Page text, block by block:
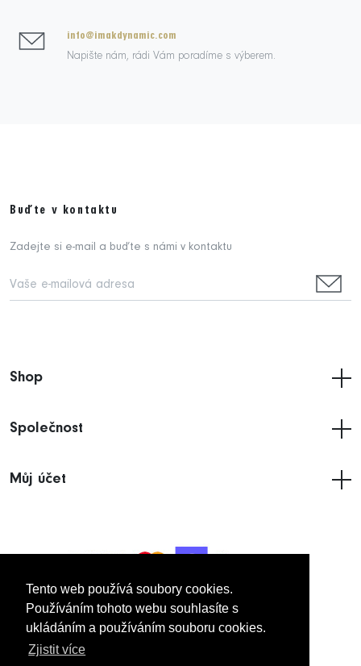
Tento web používá soubory cookies.
Používáním tohoto webu souhlasíte s
ukládáním a používáním souboru cookies.
Zjistit více
Tento web používá soubory cookies.
Používáním tohoto webu souhlasíte s
ukládáním a používáním souboru cookies.
Zjistit více
info@imakdynamic.com
Napište nám, rádi Vám poradíme s výberem.
Buďte v kontaktu
Zadejte si e-mail a buďte s námi v kontaktu
Shop
Společnost
Můj účet
© 2005